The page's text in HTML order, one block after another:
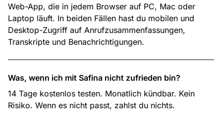
Web-App, die in jedem Browser auf PC, Mac oder
Laptop läuft. In beiden Fällen hast du mobilen und
Desktop-Zugriff auf Anrufzusammenfassungen,
Transkripte und Benachrichtigungen.
Was, wenn ich mit Safina nicht zufrieden bin?
14 Tage kostenlos testen. Monatlich kündbar. Kein
Risiko. Wenn es nicht passt, zahlst du nichts.